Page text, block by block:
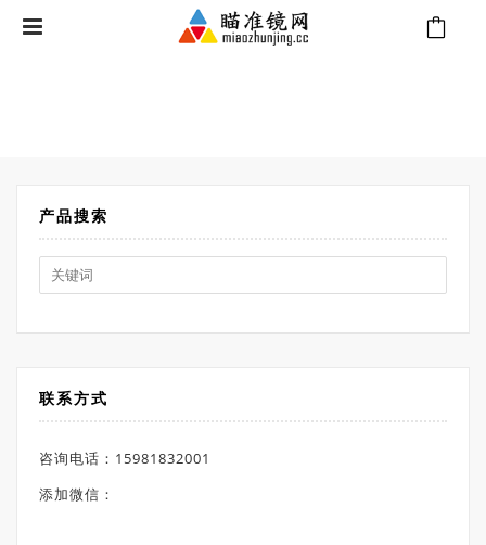
产品搜索
Search
for:
联系方式
咨询电话：15981832001
添加微信：